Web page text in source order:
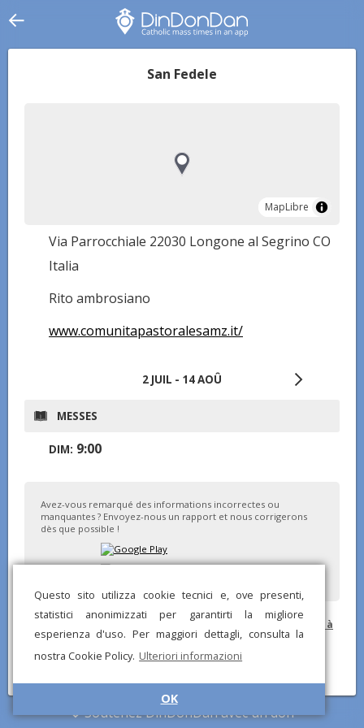
Questo sito utilizza cookie tecnici e, ove presenti,
statistici anonimizzati per garantirti la migliore
esperienza d'uso. Per maggiori dettagli, consulta la
nostra Cookie Policy. Ulteriori informazioni
OK
San Fedele
MapLibre
MapLibre
Via Parrocchiale 22030 Longone al Segrino CO
Italia
Rito ambrosiano
www.comunitapastoralesamz.it/
2 JUIL - 14 AOÛ
MESSES
DIM: 9:00
Avez-vous remarqué des informations incorrectes ou
manquantes ? Envoyez-nous un rapport et nous corrigerons
dès que possible !
Politique de confidentialité –
Ajouter à
votre site web
Soutenez DinDonDan avec un don